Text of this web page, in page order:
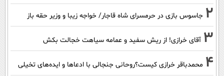
2 جاسوس بازی در حرمسرای شاه قاجار/ خواجه زیبا و وزیر حقه باز
3 آقای خرازی! از ریش سفید و عمامه سیاهت خجالت بکش
4 محمدباقر خرازی کیست؟روحانی جنجالی با ادعاها و ایده‌های تخیلی